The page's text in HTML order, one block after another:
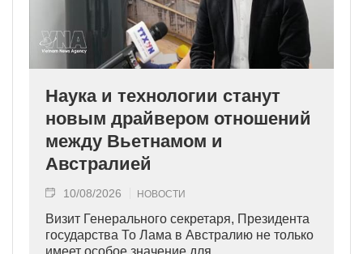
Наука и технологии станут
новым драйвером отношений
между Вьетнамом и
Австралией
10/08/2026 НОВОСТИ
Визит Генерального секретаря, Президента
государства То Лама в Австралию не только